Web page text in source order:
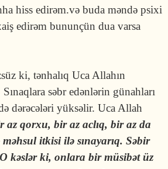
hiss edirəm.və buda məndə psixi
edirəm bununçün dua varsa
ki, tənhalıq Uca Allahın
səbr edənlərin günahları
dərəcələri yüksəlir. Uca Allah
az qorxu, bir az aclıq, bir az da
itkisi ilə sınayarıq. Səbir
kəslər ki, onlara bir müsibət üz